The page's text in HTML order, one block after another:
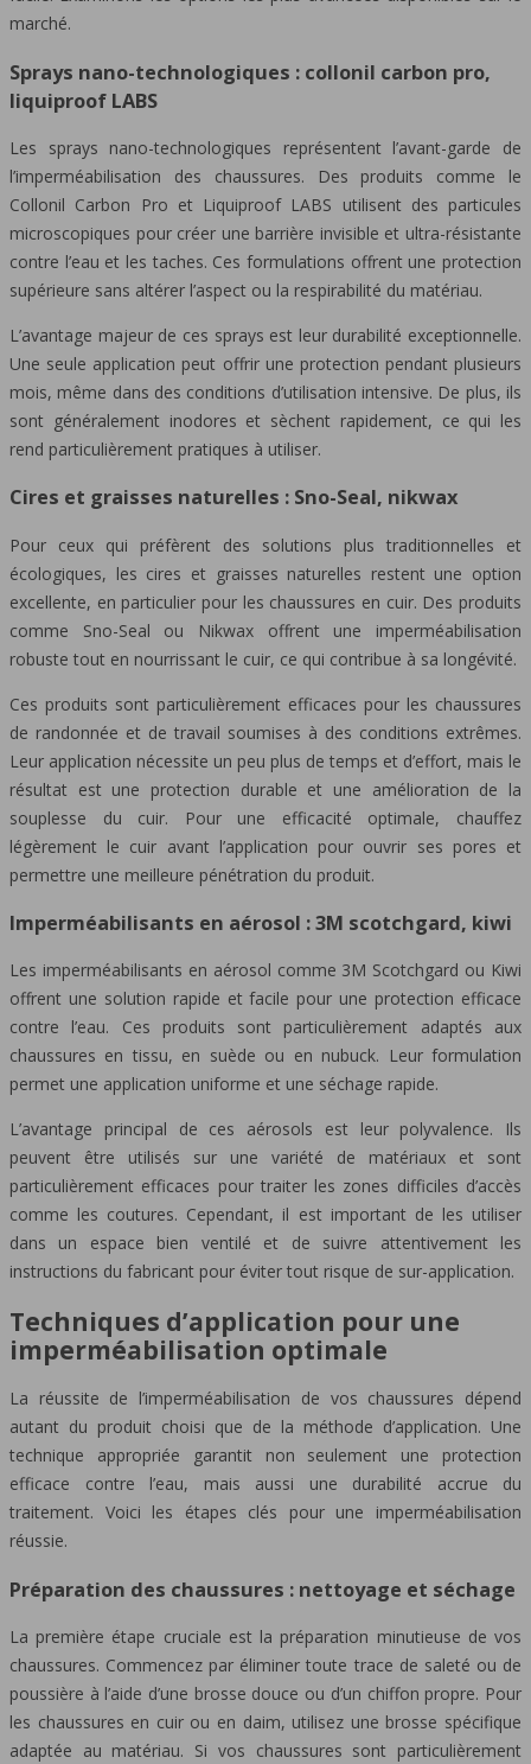
marché.
Sprays nano-technologiques : collonil carbon pro,
liquiproof LABS
Les sprays nano-technologiques représentent l’avant-garde de
l’imperméabilisation des chaussures. Des produits comme le
Collonil Carbon Pro et Liquiproof LABS utilisent des particules
microscopiques pour créer une barrière invisible et ultra-résistante
contre l’eau et les taches. Ces formulations offrent une protection
supérieure sans altérer l’aspect ou la respirabilité du matériau.
L’avantage majeur de ces sprays est leur durabilité exceptionnelle.
Une seule application peut offrir une protection pendant plusieurs
mois, même dans des conditions d’utilisation intensive. De plus, ils
sont généralement inodores et sèchent rapidement, ce qui les
rend particulièrement pratiques à utiliser.
Cires et graisses naturelles : Sno-Seal, nikwax
Pour ceux qui préfèrent des solutions plus traditionnelles et
écologiques, les cires et graisses naturelles restent une option
excellente, en particulier pour les chaussures en cuir. Des produits
comme Sno-Seal ou Nikwax offrent une imperméabilisation
robuste tout en nourrissant le cuir, ce qui contribue à sa longévité.
Ces produits sont particulièrement efficaces pour les chaussures
de randonnée et de travail soumises à des conditions extrêmes.
Leur application nécessite un peu plus de temps et d’effort, mais le
résultat est une protection durable et une amélioration de la
souplesse du cuir. Pour une efficacité optimale, chauffez
légèrement le cuir avant l’application pour ouvrir ses pores et
permettre une meilleure pénétration du produit.
Imperméabilisants en aérosol : 3M scotchgard, kiwi
Les imperméabilisants en aérosol comme 3M Scotchgard ou Kiwi
offrent une solution rapide et facile pour une protection efficace
contre l’eau. Ces produits sont particulièrement adaptés aux
chaussures en tissu, en suède ou en nubuck. Leur formulation
permet une application uniforme et une séchage rapide.
L’avantage principal de ces aérosols est leur polyvalence. Ils
peuvent être utilisés sur une variété de matériaux et sont
particulièrement efficaces pour traiter les zones difficiles d’accès
comme les coutures. Cependant, il est important de les utiliser
dans un espace bien ventilé et de suivre attentivement les
instructions du fabricant pour éviter tout risque de sur-application.
Techniques d’application pour une
imperméabilisation optimale
La réussite de l’imperméabilisation de vos chaussures dépend
autant du produit choisi que de la méthode d’application. Une
technique appropriée garantit non seulement une protection
efficace contre l’eau, mais aussi une durabilité accrue du
traitement. Voici les étapes clés pour une imperméabilisation
réussie.
Préparation des chaussures : nettoyage et séchage
La première étape cruciale est la préparation minutieuse de vos
chaussures. Commencez par éliminer toute trace de saleté ou de
poussière à l’aide d’une brosse douce ou d’un chiffon propre. Pour
les chaussures en cuir ou en daim, utilisez une brosse spécifique
adaptée au matériau. Si vos chaussures sont particulièrement